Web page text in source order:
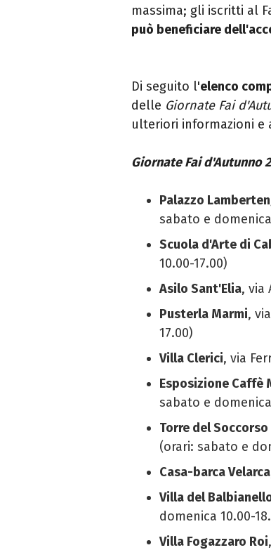
massima; gli iscritti al
può beneficiare
Di seguito l'elenco
delle Giornate Fai
ulteriori informazioni e
Giornate Fai d'Autunno
Palazzo
sabato e
Scuola d'Arte di
10.00-17.00)
Asilo Sant'Elia, via
Pusterla Marmi,
17.00)
Villa Clerici, via
Esposizione Caffè
sabato e
Torre del
(orari: sabato e
Casa-barca Velarca
Villa del
domenica 10.00-
Villa Fogazzaro Roi